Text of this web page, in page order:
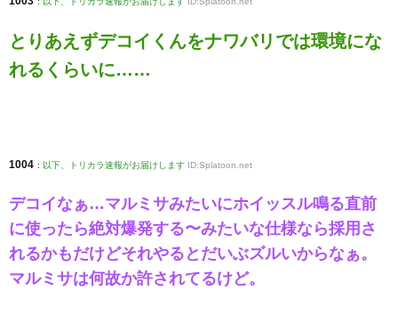
とりあえずデコイくんをナワバリでは環境にな
れるくらいに……
1004 : 以下、トリカラ速報がお届けします ID:Splatoon.net
デコイなぁ…マルミサみたいにホイッスル鳴る直前
に使ったら絶対爆発する〜みたいな仕様なら採用さ
れるかもだけどそれやるとだいぶズルいからなぁ。
マルミサは何故か許されてるけど。